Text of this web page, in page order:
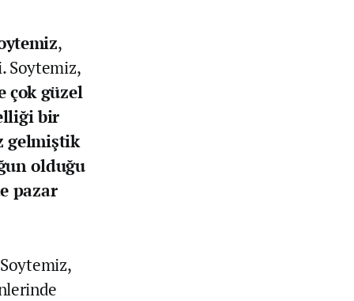
,
Soytemiz,
çok güzel
bir
gelmiştik
olduğu
pazar